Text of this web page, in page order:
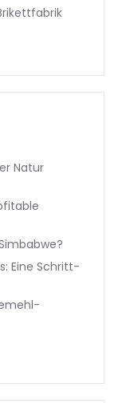
Natur
Eine Schritt-